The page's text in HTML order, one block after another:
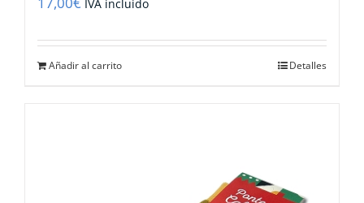
IVA incluido
Añadir al carrito Detalles